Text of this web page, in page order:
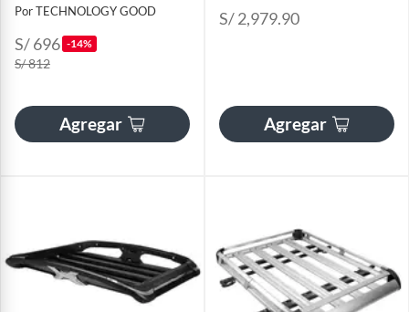
Por TECHNOLOGY GOOD
S/ 696 -14%
S/ 812
Agregar
S/ 2,979.90
Agregar